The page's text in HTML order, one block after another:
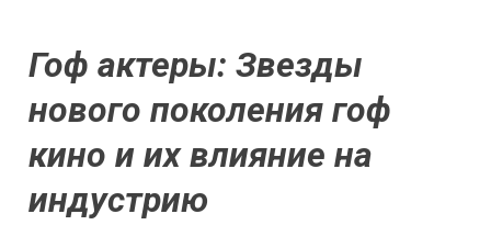
Гоф актеры: Звезды
нового поколения гоф
кино и их влияние на
индустрию